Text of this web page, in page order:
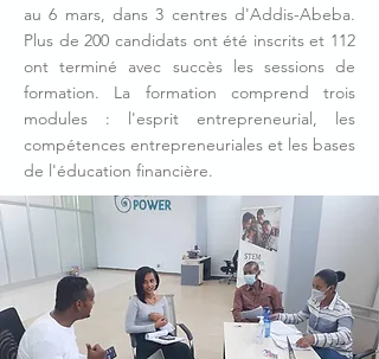
au 6 mars, dans 3 centres d'Addis-Abeba.
Plus de 200 candidats ont été inscrits et 112
ont terminé avec succès les sessions de
formation. La formation comprend trois
modules : l'esprit entrepreneurial, les
compétences entrepreneuriales et les bases
de l'éducation financière.